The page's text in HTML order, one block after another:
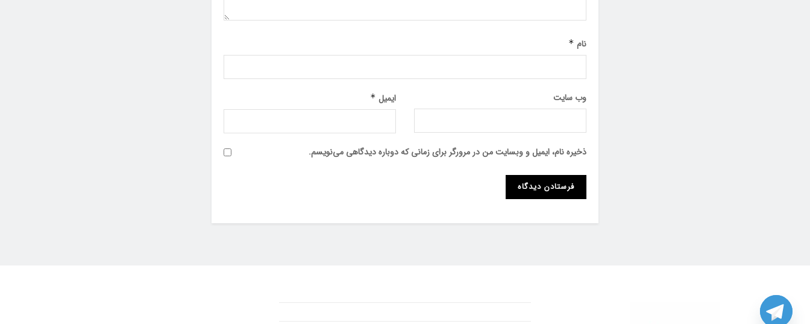
نام *
ایمیل * وب‌ سایت
ذخیره نام، ایمیل و وبسایت من در مرورگر برای زمانی که دوباره دیدگاهی می‌نویسم.